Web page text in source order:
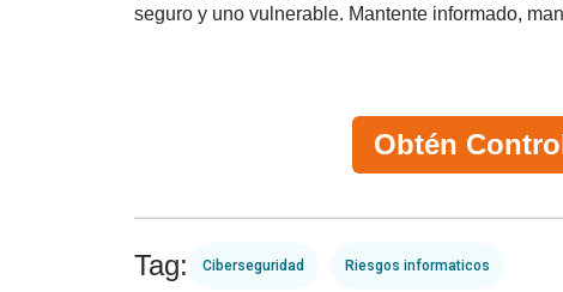
seguro y uno vulnerable. Mantente informado,
Obtén
Tag: Ciberseguridad Riesgos informaticos